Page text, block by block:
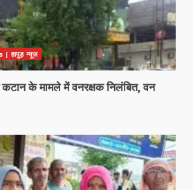
| हापुड़ न्यूज़
के मामले में वनरक्षक निलंबित, वन